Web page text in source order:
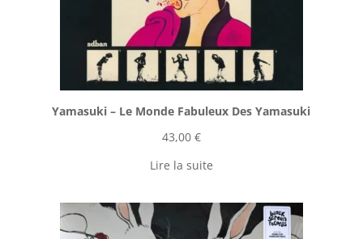
Yamasuki ‎– Le Monde Fabuleux Des Yamasuki
43,00 €
Lire la suite